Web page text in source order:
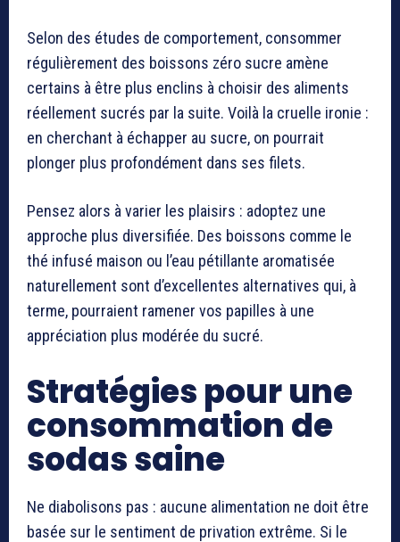
Selon des études de comportement, consommer
régulièrement des boissons zéro sucre amène
certains à être plus enclins à choisir des aliments
réellement sucrés par la suite. Voilà la cruelle ironie :
en cherchant à échapper au sucre, on pourrait
plonger plus profondément dans ses filets.
Pensez alors à varier les plaisirs : adoptez une
approche plus diversifiée. Des boissons comme le
thé infusé maison ou l’eau pétillante aromatisée
naturellement sont d’excellentes alternatives qui, à
terme, pourraient ramener vos papilles à une
appréciation plus modérée du sucré.
Stratégies pour une
consommation de
sodas saine
Ne diabolisons pas : aucune alimentation ne doit être
basée sur le sentiment de privation extrême. Si le